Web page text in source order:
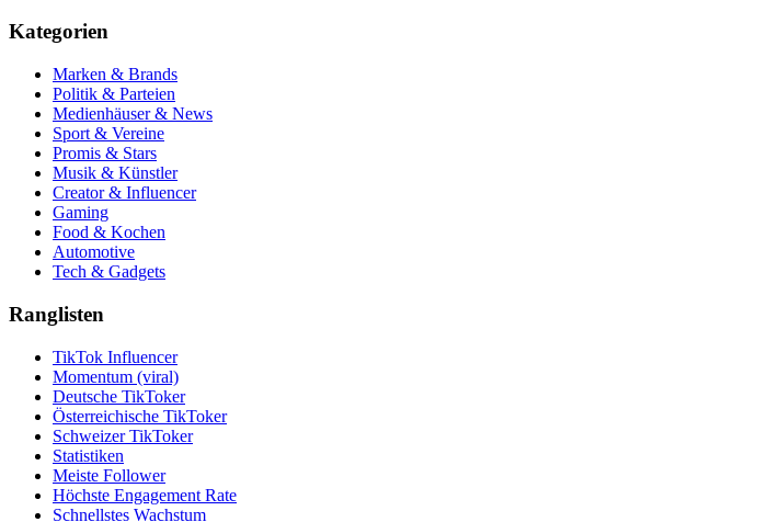
Kategorien
Marken & Brands
Politik & Parteien
Medienhäuser & News
Sport & Vereine
Promis & Stars
Musik & Künstler
Creator & Influencer
Gaming
Food & Kochen
Automotive
Tech & Gadgets
Ranglisten
TikTok Influencer
Momentum (viral)
Deutsche TikToker
Österreichische TikToker
Schweizer TikToker
Statistiken
Meiste Follower
Höchste Engagement Rate
Schnellstes Wachstum